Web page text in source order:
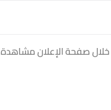
صفحة الإعلان مشاهدة